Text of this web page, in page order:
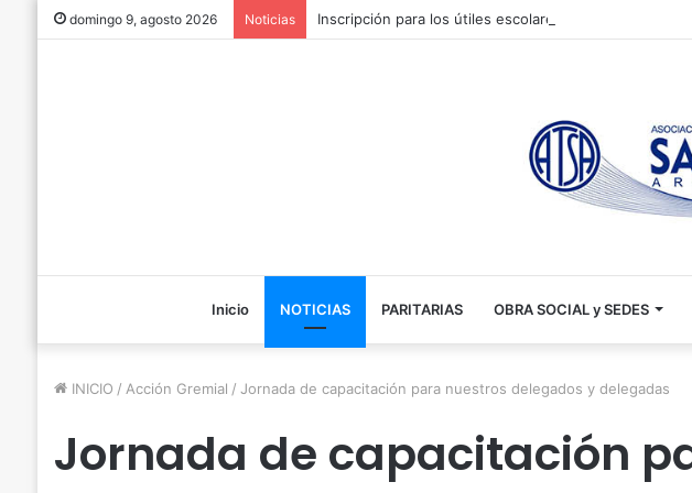
domingo 9, agosto 2026 Noticias Inscripción para los útiles escolares 2026 📚✏️
Inicio NOTICIAS PARITARIAS OBRA SOCIAL y SEDES
INICIO / Acción Gremial / Jornada de capacitación para nuestros delegados y delegadas
Jornada de capacitación